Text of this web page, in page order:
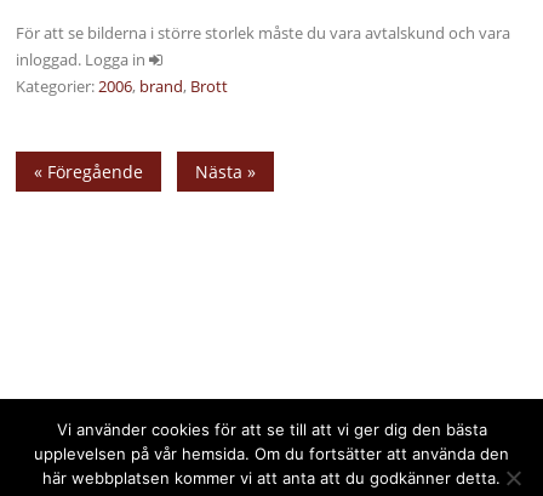
För att se bilderna i större storlek måste du vara avtalskund och vara
inloggad. Logga in
Kategorier:2006, brand, Brott
« Föregående Nästa »
Vi använder cookies för att se till att vi ger dig den bästa
upplevelsen på vår hemsida. Om du fortsätter att använda den
här webbplatsen kommer vi att anta att du godkänner detta.